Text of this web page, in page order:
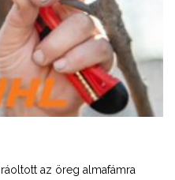
az öreg almafámra